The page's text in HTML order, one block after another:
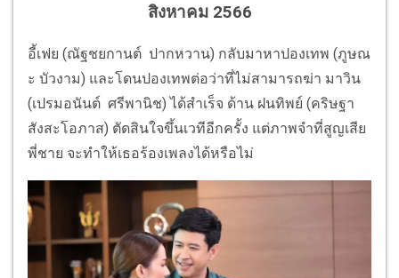
สิงหาคม 2566
อี้เฟย (ณัฐชยกานต์ ปากหวาน) กลับมาหาปองเทพ (ภูษณ
ะ บัวงาม) และโดนปองเทพต่อว่าที่ไม่สามารถฆ่า มาวิน
(เปรมอนันต์ ศรีพานิช) ได้สำเร็จ ด้าน ฝนทิพย์ (คริษฐา
สังสะโอภาส) ตัดสินใจขึ้นเวทีอีกครั้ง แต่ภาพจำที่สูญเสีย
พี่ชาย จะทำให้เธอร้องเพลงได้หรือไม่